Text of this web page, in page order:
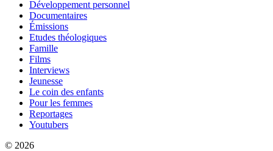
Développement personnel
Documentaires
Émissions
Etudes théologiques
Famille
Films
Interviews
Jeunesse
Le coin des enfants
Pour les femmes
Reportages
Youtubers
© 2026